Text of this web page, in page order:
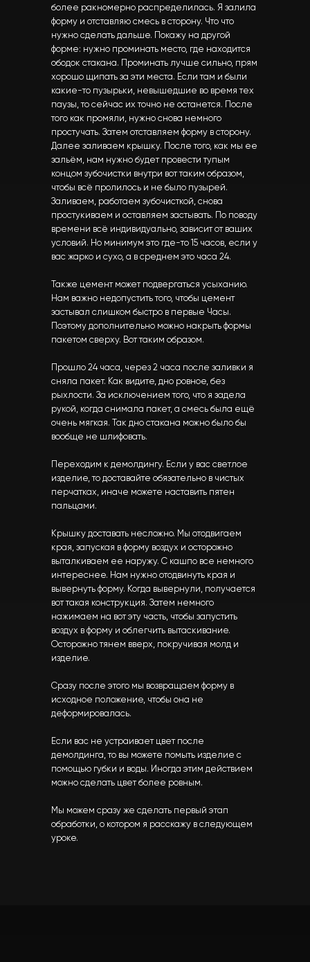
более ракномерно распределилась. Я залила
форму и отставляю смесь в сторону. Что что
нужно сделать дальше. Покажу на другой
форме: нужно проминать место, где находится
ободок стакана. Проминать лучше сильно, прям
хорошо щипать за эти места. Если там и были
какие-то пузырьки, невышедшие во время тех
паузы, то сейчас их точно не останется. После
того как промяли, нужно снова немного
простучать. Затем отставляем форму в сторону.
Далее заливаем крышку. После того, как мы ее
зальём, нам нужно будет провести тупым
концом зубочистки внутри вот таким образом,
чтобы всё пролилось и не было пузырей.
Заливаем, работаем зубочисткой, снова
простукиваем и оставляем застывать. По поводу
времени всё индивидуально, зависит от ваших
условий. Но минимум это где-то 15 часов, если у
вас жарко и сухо, а в среднем это часа 24.
Также цемент может подвергаться усыханию.
Нам важно недопустить того, чтобы цемент
застывал слишком быстро в первые Часы.
Поэтому дополнительно можно накрыть формы
пакетом сверху. Вот таким образом.
Прошло 24 часа, через 2 часа после заливки я
сняла пакет. Как видите, дно ровное, без
рыхлости. За исключением того, что я задела
рукой, когда снимала пакет, а смесь была ещё
очень мягкая. Так дно стакана можно было бы
вообще не шлифовать.
Переходим к демолдингу. Если у вас светлое
изделие, то доставайте обязательно в чистых
перчатках, иначе можете наставить пятен
пальцами.
Крышку доставать несложно. Мы отодвигаем
края, запуская в форму воздух и осторожно
выталкиваем ее наружу. С кашпо все немного
интереснее. Нам нужно отодвинуть края и
вывернуть форму. Когда вывернули, получается
вот такая конструкция. Затем немного
нажимаем на вот эту часть, чтобы запустить
воздух в форму и облегчить вытаскивание.
Осторожно тянем вверх, покручивая молд и
изделие.
Сразу после этого мы возвращаем форму в
исходное положение, чтобы она не
деформировалась.
Если вас не устраивает цвет после
демолдинга, то вы можете помыть изделие с
помощью губки и воды. Иногда этим действием
можно сделать цвет более ровным.
Мы можем сразу же сделать первый этап
обработки, о котором я расскажу в следующем
уроке.